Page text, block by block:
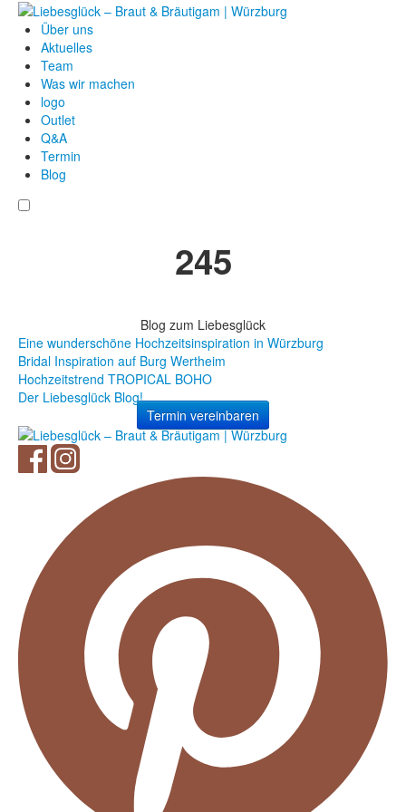
Über uns
Aktuelles
Team
Was wir machen
logo
Outlet
Q&A
Termin
Blog
245
Blog zum Liebesglück
Eine wunderschöne Hochzeitsinspiration in Würzburg
Bridal Inspiration auf Burg Wertheim
Hochzeitstrend TROPICAL BOHO
Der Liebesglück Blog!
Termin vereinbaren